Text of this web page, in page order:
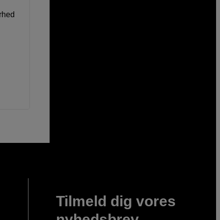
Tilmeld dig vores